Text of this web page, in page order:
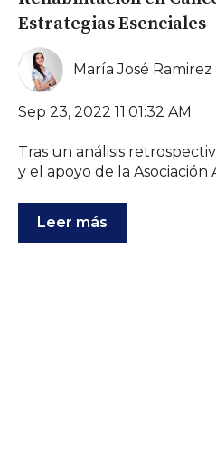
Estrategias Esenciales
María José Ramirez
Sep 23, 2022 11:01:32 AM
Tras un análisis
y el apoyo de la Asociación
Leer más